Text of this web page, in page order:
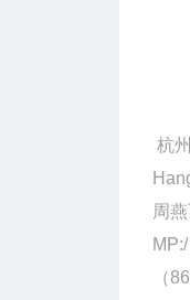
杭
周
MP:/
（